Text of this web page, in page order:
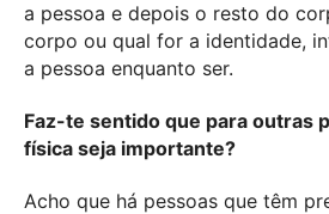
a pessoa e depois o resto do
corpo ou qual for a identidade,
a pessoa enquanto ser.
Faz-te sentido que para outras
física seja importante?
Acho que há pessoas que têm